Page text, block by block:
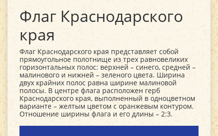
Флаг Краснодарского
края
Флаг Краснодарского края представляет собой
прямоугольное полотнище из трех равновеликих
горизонтальных полос: верхней – синего, средней –
малинового и нижней – зеленого цвета. Ширина
двух крайних полос равна ширине малиновой
полосы. В центре флага расположен герб
Краснодарского края, выполненный в одноцветном
варианте – желтым цветом с оранжевым контуром.
Отношение ширины флага и его длины – 2:3.